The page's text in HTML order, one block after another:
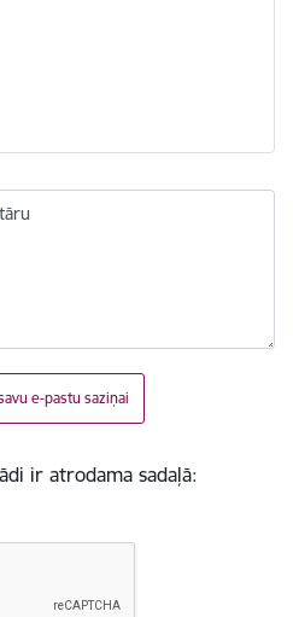
e-pastu saziņai
ir atrodama sadaļā: